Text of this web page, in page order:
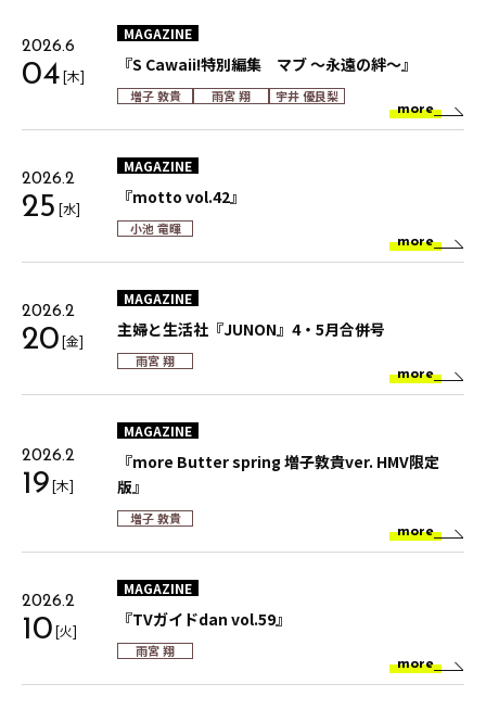
2026.6
04[木]
MAGAZINE
『S Cawaii!特別編集 マブ ～永遠の絆～』
増子 敦貴 雨宮 翔 宇井 優良梨
more
2026.2
25 [水]
MAGAZINE
『motto vol.42』
小池 竜暉
more
2026.2
20[金]
MAGAZINE
主婦と生活社『JUNON』4・5月合併号
雨宮 翔
more
2026.2
19[木]
MAGAZINE
『more Butter spring 増子敦貴ver. HMV限定
版』
増子 敦貴
more
2026.2
10[火]
MAGAZINE
『TVガイドdan vol.59』
雨宮 翔
more